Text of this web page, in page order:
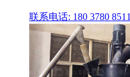
联系电话: 180 3780 8511